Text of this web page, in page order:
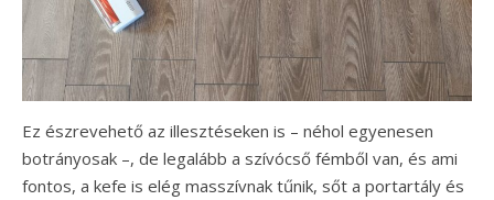
Ez észrevehető az illesztéseken is – néhol egyenesen
botrányosak –, de legalább a szívócső fémből van, és ami
fontos, a kefe is elég masszívnak tűnik, sőt a portartály és